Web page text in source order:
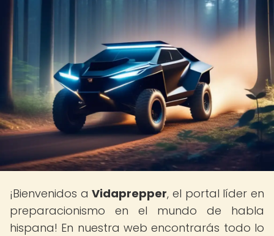
¡Bienvenidos aVidaprepper, el portal líder en
preparacionismo en el mundo de habla
hispana! En nuestra web encontrarás todo lo